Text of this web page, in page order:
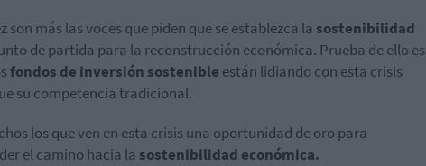
son más las voces que piden que se establezca la sostenibilidad
de partida para la reconstrucción económica. Prueba de ello es
fondos de inversión sostenible están lidiando con esta crisis
su competencia tradicional.
los que ven en esta crisis una oportunidad de oro para
el camino hacia la sostenibilidad económica.